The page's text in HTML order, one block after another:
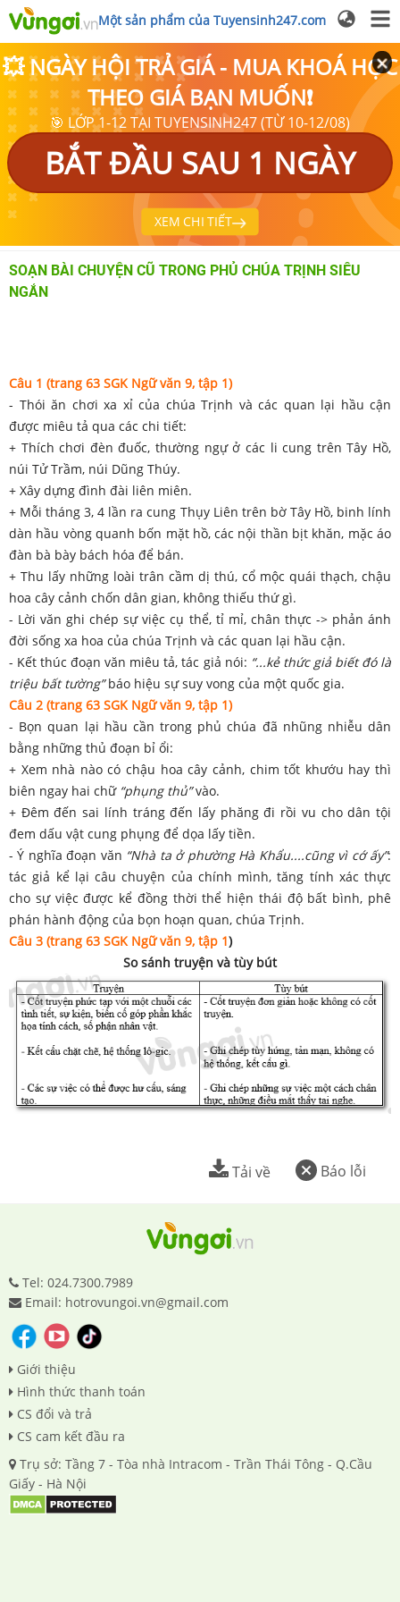
Một sản phẩm của Tuyensinh247.com
💥 NGÀY HỘI TRẢ GIÁ - MUA KHOÁ HỌC
THEO GIÁ BẠN MUỐN❗
🎯 LỚP 1-12 TẠI TUYENSINH247 (TỪ 10-12/08)
BẮT ĐẦU SAU 1 NGÀY
XEM CHI TIẾT
SOẠN BÀI CHUYỆN CŨ TRONG PHỦ CHÚA TRỊNH SIÊU
NGẮN
Câu 1 (trang 63 SGK Ngữ văn 9, tập 1)
- Thói ăn chơi xa xỉ của chúa Trịnh và các quan lại hầu cận
được miêu tả qua các chi tiết:
+ Thích chơi đèn đuốc, thường ngự ở các li cung trên Tây Hồ,
núi Tử Trầm, núi Dũng Thúy.
+ Xây dựng đình đài liên miên.
+ Mỗi tháng 3, 4 lần ra cung Thụy Liên trên bờ Tây Hồ, binh lính
dàn hầu vòng quanh bốn mặt hồ, các nội thần bịt khăn, mặc áo
đàn bà bày bách hóa để bán.
+ Thu lấy những loài trân cầm dị thú, cổ mộc quái thạch, chậu
hoa cây cảnh chốn dân gian, không thiếu thứ gì.
- Lời văn ghi chép sự việc cụ thể, tỉ mỉ, chân thực -> phản ánh
đời sống xa hoa của chúa Trịnh và các quan lại hầu cận.
- Kết thúc đoạn văn miêu tả, tác giả nói: “...kẻ thức giả biết đó là
triệu bất tường”báo hiệu sự suy vong của một quốc gia.
Câu 2 (trang 63 SGK Ngữ văn 9, tập 1)
- Bọn quan lại hầu cần trong phủ chúa đã nhũng nhiễu dân
bằng những thủ đoạn bỉ ổi:
+ Xem nhà nào có chậu hoa cây cảnh, chim tốt khướu hay thì
biên ngay hai chữ “phụng thủ”vào.
+ Đêm đến sai lính tráng đến lấy phăng đi rồi vu cho dân tội
đem dấu vật cung phụng để dọa lấy tiền.
- Ý nghĩa đoạn văn “Nhà ta ở phường Hà Khẩu....cũng vì cớ ấy”:
tác giả kể lại câu chuyện của chính mình, tăng tính xác thực
cho sự việc được kể đồng thời thể hiện thái độ bất bình, phê
phán hành động của bọn hoạn quan, chúa Trịnh.
Câu 3 (trang 63 SGK Ngữ văn 9, tập 1)
So sánh truyện và tùy bút
Báo lỗi
Tải về
Tel: 024.7300.7989
Email: hotrovungoi.vn@gmail.com
Giới thiệu
Hình thức thanh toán
CS đổi và trả
CS cam kết đầu ra
Trụ sở: Tầng 7 - Tòa nhà Intracom - Trần Thái Tông - Q.Cầu
Giấy - Hà Nội